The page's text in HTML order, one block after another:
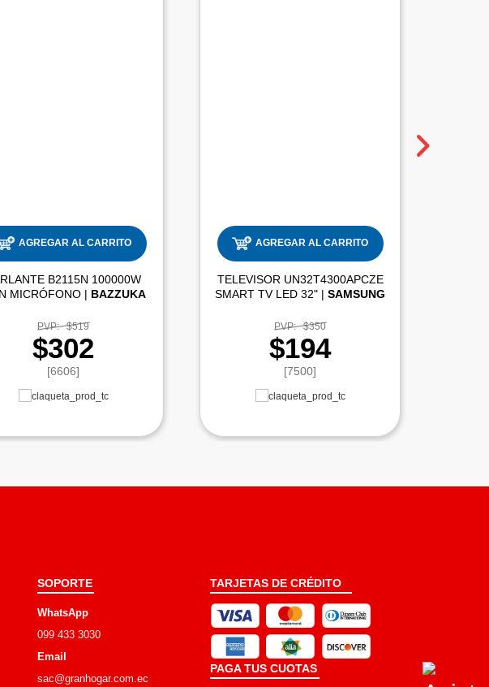
AGREGAR AL CARRITO
B2115N 100000W
CON MICRÓFONO | BAZZUKA
PVP: $519
$302
[6606]
AGREGAR AL CARRITO
TELEVISOR UN32T4300APCZE
SMART TV LED 32" |SAMSUNG
PVP: $350
$194
[7500]
SOPORTE
WhatsApp
099 433 3030
Email
sac@granhogar.com.ec
TARJETAS DE CRÉDITO
PAGA TUS CUOTAS